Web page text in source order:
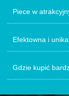
Piece w
Efektowna i
Gdzie kupić